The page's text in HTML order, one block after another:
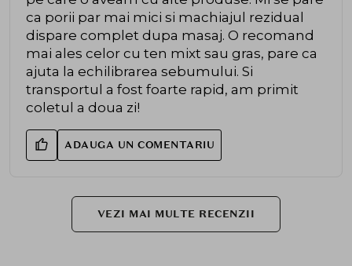
ca porii par mai mici si machiajul rezidual
dispare complet dupa masaj. O recomand
mai ales celor cu ten mixt sau gras, pare ca
ajuta la echilibrarea sebumului. Si
transportul a fost foarte rapid, am primit
coletul a doua zi!
ADAUGA UN COMENTARIU
VEZI MAI MULTE RECENZII